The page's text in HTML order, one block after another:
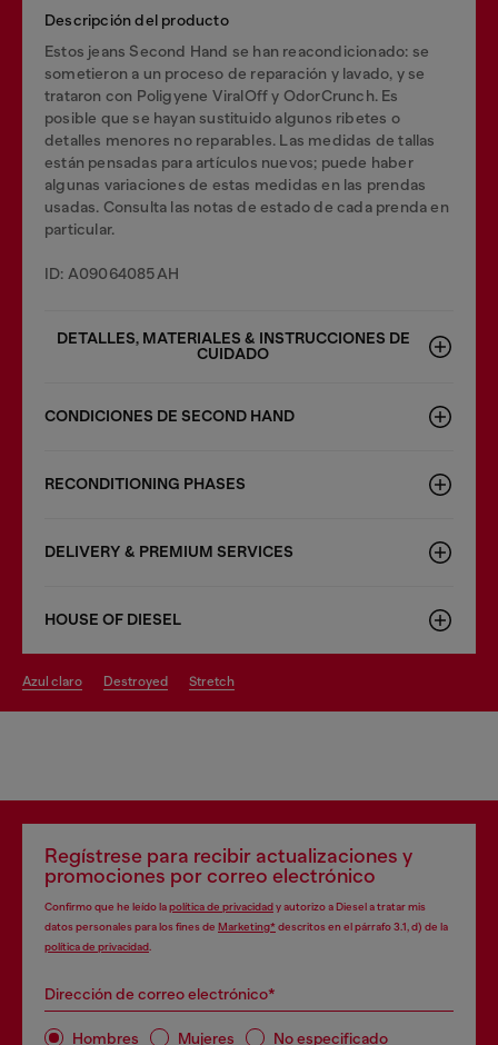
Descripción del producto
Estos jeans Second Hand se han reacondicionado: se
sometieron a un proceso de reparación y lavado, y se
trataron con Poligyene ViralOff y OdorCrunch. Es
posible que se hayan sustituido algunos ribetes o
detalles menores no reparables. Las medidas de tallas
están pensadas para artículos nuevos; puede haber
algunas variaciones de estas medidas en las prendas
usadas. Consulta las notas de estado de cada prenda en
particular.
ID: A09064085AH
DETALLES, MATERIALES & INSTRUCCIONES DE
CUIDADO
CONDICIONES DE SECOND HAND
RECONDITIONING PHASES
DELIVERY & PREMIUM SERVICES
HOUSE OF DIESEL
azul claro destroyed stretch
Regístrese para recibir actualizaciones y
promociones por correo electrónico
Confirmo que he leído lapolítica de privacidady autorizo a Diesel a tratar mis
datos personales para los fines de Marketing*descritos en el párrafo 3.1, d) de la
política de privacidad
Dirección de correo electrónico*
Hombres Mujeres No especificado